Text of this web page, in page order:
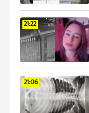
21:22
21:06